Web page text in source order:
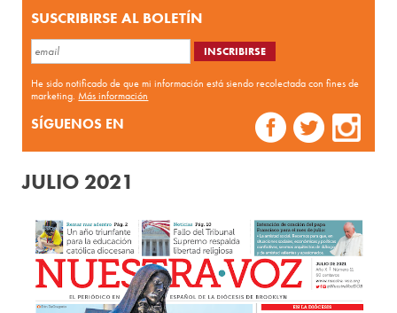
SUSCRIBIRSE AL BOLETÍN
He sido notificado de que mi información está siendo recolectada con fines de
marketing.Más información
SÍGUENOS EN
JULIO 2021